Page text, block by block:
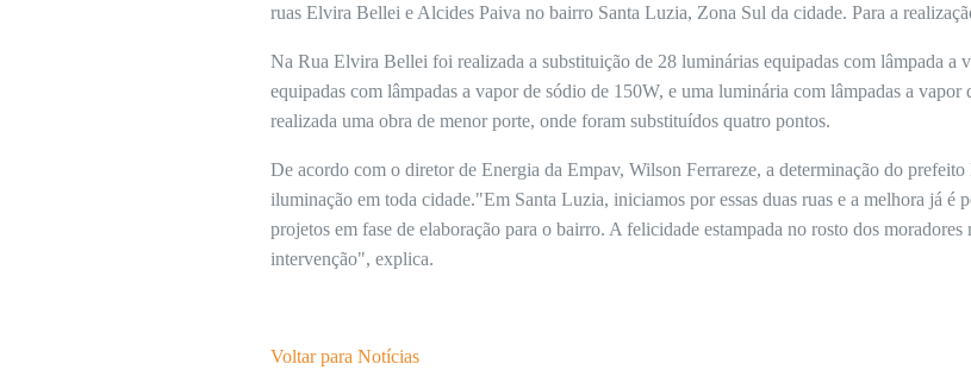
ruas Elvira Bellei e Alcides Paiva no bairro Santa Luzia, Zona Sul da cidade. Para a
Na Rua Elvira Bellei foi realizada a substituição de 28 luminárias equipadas com lâmpada a
equipadas com lâmpadas a vapor de sódio de 150W, e uma luminária com lâmpadas a
realizada uma obra de menor porte, onde foram substituídos quatro pontos.
De acordo com o diretor de Energia da Empav, Wilson Ferrareze, a determinação do
iluminação em toda cidade."Em Santa Luzia, iniciamos por essas duas ruas e a melhora já é
projetos em fase de elaboração para o bairro. A felicidade estampada no rosto dos moradores
intervenção", explica.
Voltar para Notícias